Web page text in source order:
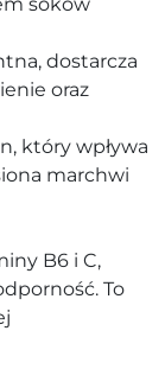
dostarcza
oraz
który wpływa
marchwi
B6 i C,
To